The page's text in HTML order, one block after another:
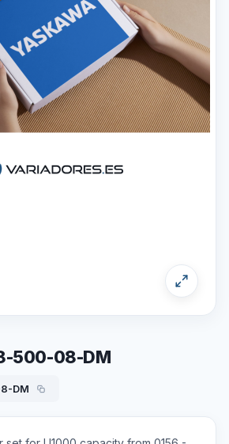
500-08-DM
DM